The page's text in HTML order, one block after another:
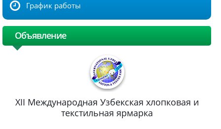
График работы
Объявление
XII Международная Узбекская хлопковая и
текстильная ярмарка